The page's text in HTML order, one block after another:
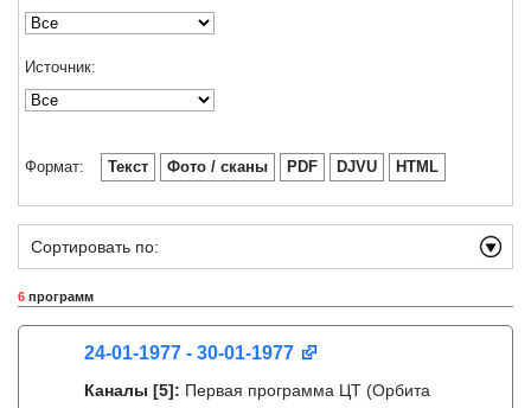
Источник:
Формат: Текст Фото / сканы PDF DJVU HTML
Сортировать по:
6 программ
24-01-1977 - 30-01-1977
Каналы [5]: Первая программа ЦТ (Орбита